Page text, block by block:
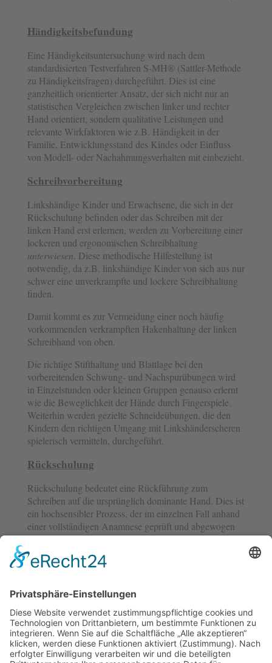
Händigkeitsbefundung
Eine Händigkeitsuntersuchung wird nach dem
standardisierten Testverfahren S-MH® (Sattler-Methode
zu Händigkeitsfragen) durchgeführt. Dies ist eine
ganzheitlich orientierter Ansatz, der sich nicht nur an
statistischen Vergleichen zwischen linker und rechter
Hand orientiert, sondern qualitative Leistungen und
relevante Wirkfaktoren wie z.B. Händigkeit in der
Familie, Entwicklungsstand des Kindes oder Einfluss
von Modell- oder Nachahmungsverhalten mit einbezieht.
Schreibvorbereitung
Linkshändige Kinder und Erwachsene, die sich in der
Rückschulung befinden oder das Schreiben mit der
linken Hand erst erlernen, werden zu Vorbereitung einer
lockeren und ergonomischen Schreibhaltung
unterwiesen. Diese methodische Hilfestellung ist
notwendig, da z.B. linkshändige Kinder von sich aus nur
schwer eine unverkrampfte und lockere Schreibhaltung
finden.
Damit kommt es zur Vermeidung einer noch häufig
vorkommenden verkrampften Hakenhaltung der linken
Schreibhand von oben.
Die richtige Stifthaltung und Blattlage bei den
vorbereitenden Schwung- und Nachspurübungen wird
in Einzelstunden oder kleinen Gruppen genauso erlernt
wie die Beweglichkeit der Hände durch Fingerspiele.
Weiterhin werden gezielte Schneideübungen, die den
Kindern den richtigen Umgang mit Linkshänderscheren
spielerisch vermitteln, durchgeführt.
Rückschulung
Rückschulung bedeutet eine Rückführung zum
Schreiben auf die ursprünglich dominante Hand. Dies ist
ein hochsensibler Prozess, der im einzelnen Fall anhand
einer vollständigen Anamnese geprüft und abgewogen
wird.
Schreiben ist ein höchst komplexer Vorgang, der nicht
nur Überlegungen über beispielsweise Grammatik
z.B. die Formulierung der Gedanken oder auch das
zügige Abrufen von Gelerntem (Schule, Ausbildung,
Beruf) mit einbezieht.
Letztendlich sind wir, ob wir wollen oder nicht, beim
Schreiben mehr oder weniger immer gefühlsmäßig